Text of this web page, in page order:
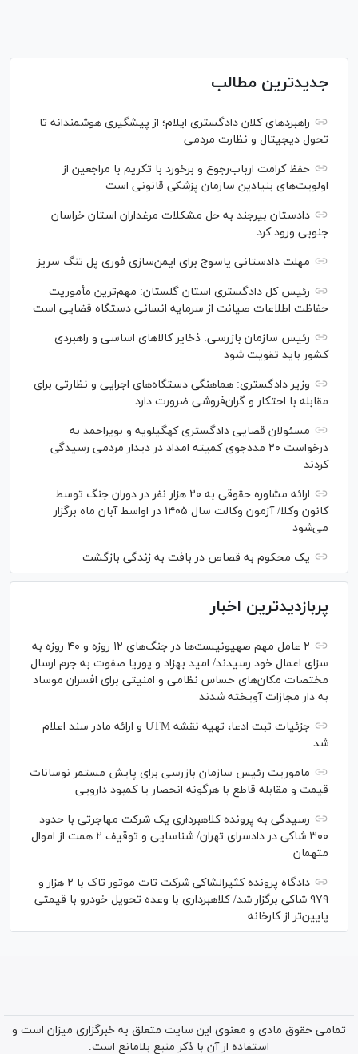
جدیدترین مطالب
راهبرد‌های کلان دادگستری ایلام؛ از پیشگیری هوشمندانه تا
تحول دیجیتال و نظارت مردمی
حفظ کرامت ارباب‌رجوع و برخورد با تکریم با مراجعین از
اولویت‌های بنیادین سازمان پزشکی قانونی است
دادستان بیرجند به حل مشکلات مرغداران استان خراسان
جنوبی ورود کرد
مهلت دادستانی یاسوج برای ایمن‌سازی فوری پل تنگ سریز
رئیس کل دادگستری استان گلستان: مهم‌ترین مأموریت
حفاظت اطلاعات صیانت از سرمایه انسانی دستگاه قضایی است
رئیس سازمان بازرسی: ذخایر کالاهای اساسی و راهبردی
کشور باید تقویت شود
وزیر دادگستری: هماهنگی دستگاه‌های اجرایی و نظارتی برای
مقابله با احتکار و گران‌فروشی ضرورت دارد
مسئولان قضایی دادگستری کهگیلویه و بویراحمد به
درخواست‌ ۲۰ مددجوی کمیته امداد در دیدار مردمی رسیدگی
کردند
ارائه مشاوره حقوقی به ۲۰ هزار نفر در دوران جنگ توسط
کانون وکلا/ آزمون وکالت سال ۱۴۰۵ در اواسط آبان ماه برگزار
می‌شود
یک محکوم به قصاص در بافت به زندگی بازگشت
پربازدیدترین اخبار
۲ عامل مهم صهیونیست‌ها در جنگ‌های ۱۲ روزه و ۴۰ روزه به
سزای اعمال خود رسیدند/ امید بهزاد و پوریا صفوت به جرم ارسال
مختصات مکان‌های حساس نظامی و امنیتی برای افسران موساد
به دار مجازات آویخته شدند
جزئیات ثبت ادعا، تهیه نقشه UTM و ارائه مادر سند اعلام
شد
ماموریت رئیس سازمان بازرسی برای پایش مستمر نوسانات
قیمت و مقابله قاطع با هرگونه انحصار یا کمبود دارویی
رسیدگی به پرونده کلاهبرداری یک شرکت مهاجرتی با حدود
۳۰۰ شاکی در دادسرای تهران/ شناسایی و توقیف ۲ همت از اموال
متهمان
دادگاه پرونده کثیرالشاکی شرکت تات موتور تاک با ۲ هزار و
۹۷۹ شاکی برگزار شد/ کلاهبرداری با وعده تحویل خودرو با قیمتی
پایین‌تر از کارخانه
تمامی حقوق مادی و معنوی این سایت متعلق به خبرگزاری میزان است و
استفاده از آن با ذکر منبع بلامانع است.